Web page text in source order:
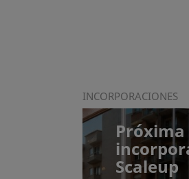
INCORPORACIONES
Próxima
Scaleup